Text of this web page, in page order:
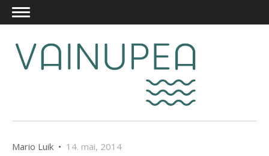
Mario Luik • 14. mai, 2014